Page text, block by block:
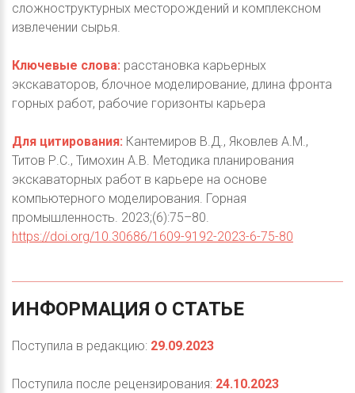
сложноструктурных месторождений и комплексном
извлечении сырья.
Ключевые слова: расстановка карьерных
экскаваторов, блочное моделирование, длина фронта
горных работ, рабочие горизонты карьера
Для цитирования: Кантемиров В.Д., Яковлев А.М.,
Титов Р.С., Тимохин А.В. Методика планирования
экскаваторных работ в карьере на основе
компьютерного моделирования. Горная
промышленность. 2023;(6):75–80.
https://doi.org/10.30686/1609-9192-2023-6-75-80
ИНФОРМАЦИЯ О СТАТЬЕ
Поступила в редакцию: 29.09.2023
Поступила после рецензирования: 24.10.2023